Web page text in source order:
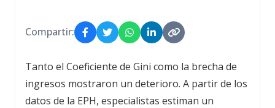
Compartir:
Tanto el Coeficiente de Gini como la brecha de
ingresos mostraron un deterioro. A partir de los
datos de la EPH, especialistas estiman un